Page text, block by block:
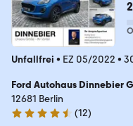
Unfallfrei • EZ 05/2022 •
Ford Autohaus Dinnebier
12681 Berlin
4.7 Sterne
(12)